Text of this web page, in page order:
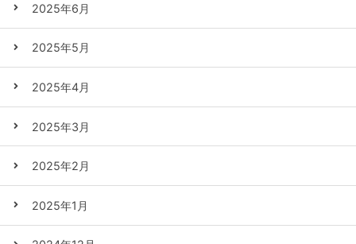
2025年6月
2025年5月
2025年4月
2025年3月
2025年2月
2025年1月